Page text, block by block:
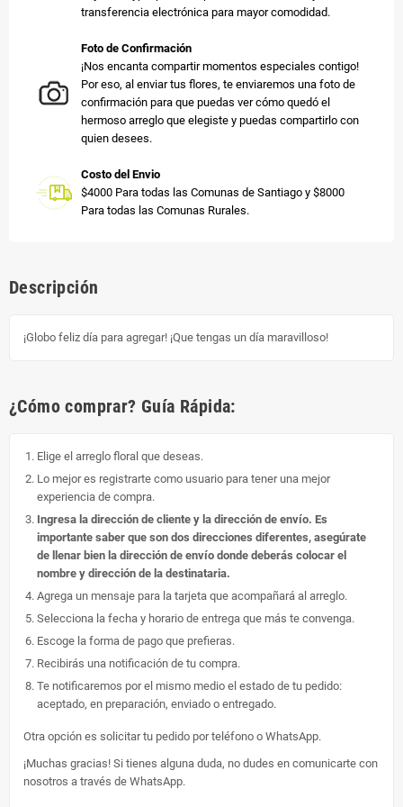
transferencia electrónica para mayor comodidad.
Foto de Confirmación
¡Nos encanta compartir momentos especiales contigo!
Por eso, al enviar tus flores, te enviaremos una foto de
confirmación para que puedas ver cómo quedó el
hermoso arreglo que elegiste y puedas compartirlo con
quien desees.
Costo del Envio
$4000 Para todas las Comunas de Santiago y $8000
Para todas las Comunas Rurales.
Descripción
¡Globo feliz día para agregar! ¡Que tengas un día maravilloso!
¿Cómo comprar? Guía Rápida:
Elige el arreglo floral que deseas.
Lo mejor es registrarte como usuario para tener una mejor
experiencia de compra.
Ingresa la dirección de cliente y la dirección de envío. Es
importante saber que son dos direcciones diferentes, asegúrate
de llenar bien la dirección de envío donde deberás colocar el
nombre y dirección de la destinataria.
Agrega un mensaje para la tarjeta que acompañará al arreglo.
Selecciona la fecha y horario de entrega que más te convenga.
Escoge la forma de pago que prefieras.
Recibirás una notificación de tu compra.
Te notificaremos por el mismo medio el estado de tu pedido:
aceptado, en preparación, enviado o entregado.
Otra opción es solicitar tu pedido por teléfono o WhatsApp.
¡Muchas gracias! Si tienes alguna duda, no dudes en comunicarte con
nosotros a través de WhatsApp.